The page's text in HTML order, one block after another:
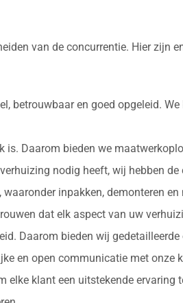
van de concurrentie. Hier zijn
betrouwbaar en goed opgeleid.
is. Daarom bieden we
nodig heeft, wij hebben
inpakken, demonteren
dat elk aspect van uw
Daarom bieden wij
en open communicatie met onze
elke klant een uitstekende